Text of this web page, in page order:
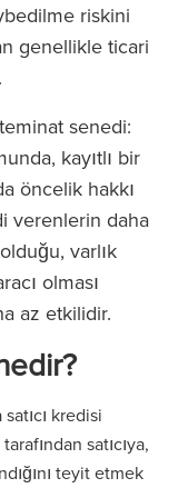
riskini
genellikle ticari
senedi:
kayıtlı bir
öncelik hakkı
verenlerin daha
varlık
olması
az etkilidir.
kredisi
satıcıya,
teyit etmek